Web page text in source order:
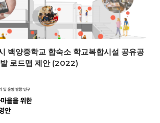
백양중학교 합숙소 학교복합시설 공유공
로드맵 제안 (2022)